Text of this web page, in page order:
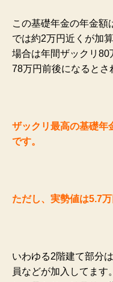
この基礎年金の年金
では約2万円近くが加
場合は年間ザックリ
78万円前後になるとさ
ザックリ最高の基礎年
です。
ただし、実勢値は5.7万
いわゆる2階建て部分
員などが加入してま